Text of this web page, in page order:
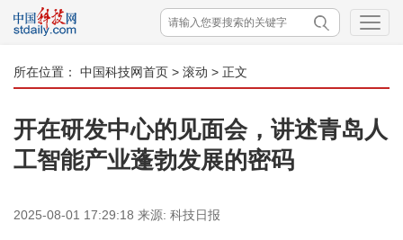
所在位置： 中国科技网首页 > 滚动 > 正文
开在研发中心的见面会，讲述青岛人
工智能产业蓬勃发展的密码
2025-08-01 17:29:18 来源: 科技日报